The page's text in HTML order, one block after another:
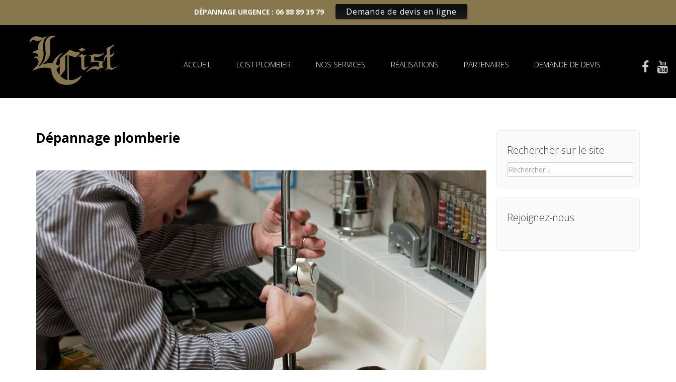
ACCUEIL LCIST PLOMBIER NOS SERVICES RÉALISATIONS PARTENAIRES DEMANDE DE DEVIS
Dépannage plomberie
Rechercher sur le site
Rechercher :
Rejoignez-nous
DÉPANNAGE URGENCE : 06 88 89 39 79 Demande de devis en ligne